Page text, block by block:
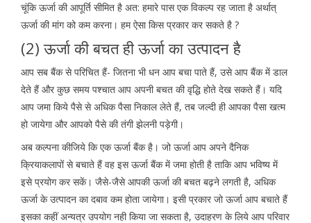
चूंकि ऊर्जा की आपूर्ति सीमित है अत: हमारे पास एक विकल्प रह जाता है अर्थात्
ऊर्जा की मांग को कम करना। हम ऐसा किस प्रकार कर सकते है ?
(2) ऊर्जा की बचत ही ऊर्जा का उत्पादन है
आप सब बैंक से परिचित हैं- जितना भी धन आप बचा पाते हैं, उसे आप बैंक में डाल
देते हैं और कुछ समय पश्चात आप अपनी बचत की वृद्धि होते देख सकते हैं। यदि
आप जमा किये पैसे से अधिक पैसा निकाल लेते हैं, तब जल्दी ही आपका पैसा खत्म
हो जायेगा और आपको पैसे की तंगी झेलनी पड़ेगी।
अब कल्पना कीजिये कि एक ऊर्जा बैंक है। जो ऊर्जा आप अपने दैनिक
क्रियाकलापों से बचाते हैं वह इस ऊर्जा बैंक में जमा होती है ताकि आप भविष्य में
इसे प्रयोग कर सकें। जैसे-जैसे आपकी ऊर्जा की बचत बढ़ने लगती है, अधिक
ऊर्जा के उत्पादन का दबाव कम होता जायेगा। इसी प्रकार जो ऊर्जा आप बचाते हैं
इसका कहीं अन्यत्र उपयोग नही किया जा सकता है, उदाहरण के लिये आप परिवार